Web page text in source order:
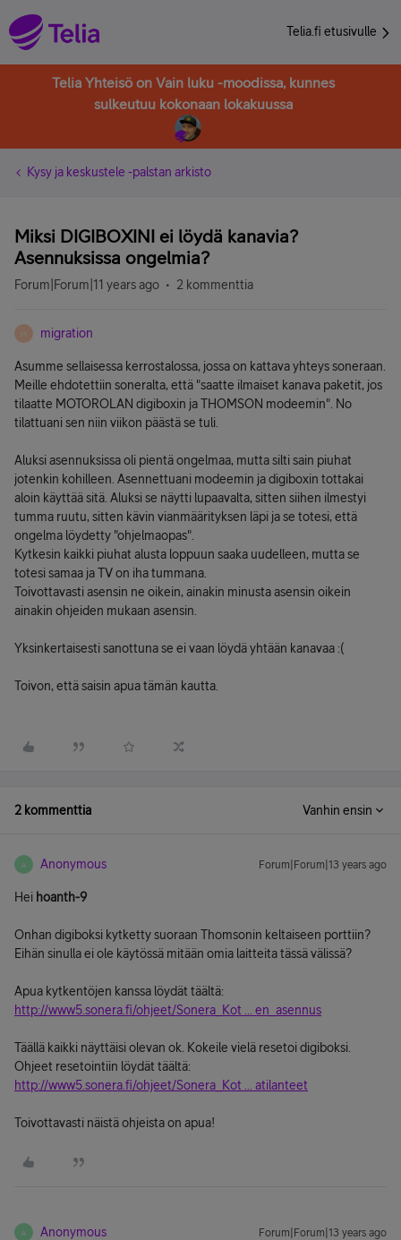
Telia.fi etusivulle
Telia Yhteisö on Vain luku -moodissa, kunnes
sulkeutuu kokonaan lokakuussa
Kysy ja keskustele -palstan arkisto
Miksi DIGIBOXINI ei löydä kanavia?
Asennuksissa ongelmia?
Forum|Forum|11 years ago 2 kommenttia
M migration
Asumme sellaisessa kerrostalossa, jossa on kattava yhteys soneraan.
Meille ehdotettiin soneralta, että "saatte ilmaiset kanava paketit, jos
tilaatte MOTOROLAN digiboxin ja THOMSON modeemin". No
tilattuani sen niin viikon päästä se tuli.
Aluksi asennuksissa oli pientä ongelmaa, mutta silti sain piuhat
jotenkin kohilleen. Asennettuani modeemin ja digiboxin tottakai
aloin käyttää sitä. Aluksi se näytti lupaavalta, sitten siihen ilmestyi
tumma ruutu, sitten kävin vianmäärityksen läpi ja se totesi, että
ongelma löydetty "ohjelmaopas".
Kytkesin kaikki piuhat alusta loppuun saaka uudelleen, mutta se
totesi samaa ja TV on iha tummana.
Toivottavasti asensin ne oikein, ainakin minusta asensin oikein
ainakin ohjeiden mukaan asensin.
Yksinkertaisesti sanottuna se ei vaan löydä yhtään kanavaa :(
Toivon, että saisin apua tämän kautta.
2 kommenttia Vanhin ensin
A Anonymous Forum|Forum|13 years ago
Hei hoanth-9
Onhan digiboksi kytketty suoraan Thomsonin keltaiseen porttiin?
Eihän sinulla ei ole käytössä mitään omia laitteita tässä välissä?
Apua kytkentöjen kanssa löydät täältä:
http://www5.sonera.fi/ohjeet/Sonera_Kot ... en_asennus
Täällä kaikki näyttäisi olevan ok. Kokeile vielä resetoi digiboksi.
Ohjeet resetointiin löydät täältä:
http://www5.sonera.fi/ohjeet/Sonera_Kot ... atilanteet
Toivottavasti näistä ohjeista on apua!
A Anonymous Forum|Forum|13 years ago